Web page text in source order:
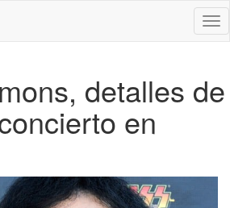
detalles de
en